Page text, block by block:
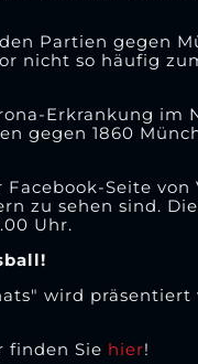
Partien gegen
nicht so häufig
Erkrankung
gegen 1860
Seite
zu sehen sind.
Uhr.
wird
finden Sie hier!